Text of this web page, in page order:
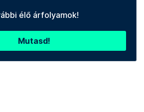
élő árfolyamok!
Mutasd!